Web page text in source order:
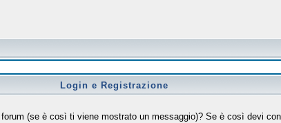
Login e Registrazione
(se è così ti viene mostrato un messaggio)? Se è così devi